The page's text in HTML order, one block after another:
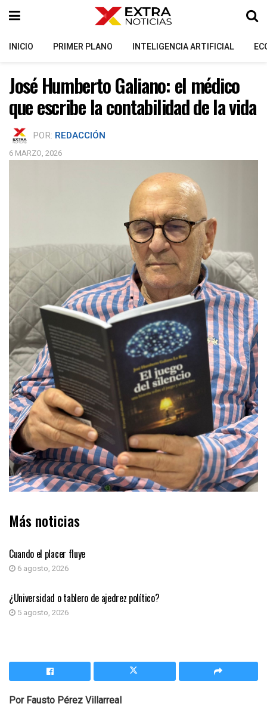
INICIO PRIMER PLANO INTELIGENCIA ARTIFICIAL
José Humberto Galiano: el médico
que escribe la contabilidad de la vida
POR: REDACCIÓN
6 MARZO, 2026
Más noticias
Cuando el placer fluye
6 agosto, 2026
COLUMNA DE OPINIÓN
¿Universidad o tablero de ajedrez político?
5 agosto, 2026
Por Fausto Pérez Villarreal